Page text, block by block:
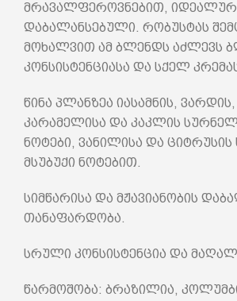
მრავალფეროვნებით,
დაბალანსებული. რობუსტას
მოხალვით ამ ბლენდს აძლევს
კონსისტენციასა და სქელ
წინა პლანზეა იასამნის,
კარამელისა და კაკლის
ნოტები, ვანილისა და
მსუბუქი ნოტებით.
სიმწარისა და მჟავიანობის
თანაფარდობა.
სრული კონსისტენცია და
წარმოშობა: ბრაზილია,